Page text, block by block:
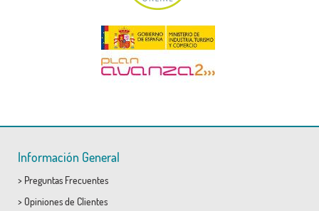
Información General
> Preguntas Frecuentes
> Opiniones de Clientes